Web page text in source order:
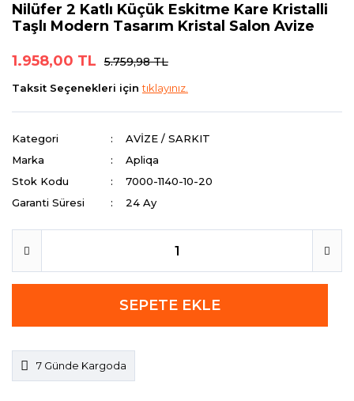
Nilüfer 2 Katlı Küçük Eskitme Kare Kristalli
Taşlı Modern Tasarım Kristal Salon Avize
1.958,00 TL
5.759,98 TL
Taksit Seçenekleri içintıklayınız.
Kategori
AVİZE / SARKIT
Marka
Apliqa
Stok Kodu
7000-1140-10-20
Garanti Süresi
24 Ay
SEPETE EKLE
7 Günde Kargoda